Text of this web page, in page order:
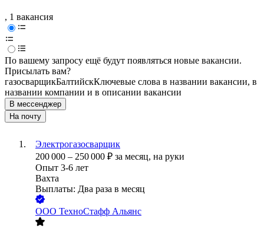
, 1 вакансия
По вашему запросу ещё будут появляться новые вакансии.
Присылать вам?
газосварщикБалтийскКлючевые слова в названии вакансии, в
названии компании и в описании вакансии
В мессенджер
На почту
Электрогазосварщик
200 000 – 250 000 ₽ за месяц, на руки
Опыт 3-6 лет
Вахта
Выплаты: Два раза в месяц
ООО ТехноСтафф Альянс